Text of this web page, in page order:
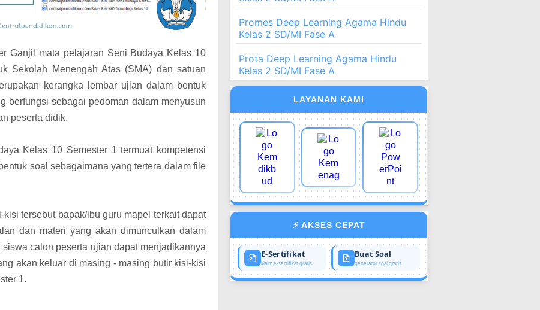
Ganjil mata pelajaran Seni Budaya Kelas 10
Sekolah Menengah Atas (SMA) dan satuan
kerangka lembar ujian dalam bentuk
berfungsi sebagai pedoman dalam menyusun
peserta didik.
Kelas 10 Semester 1 termuat kompetensi
soal sebagaimana yang tertera dalam file
tersebut bapak/ibu guru mapel terkait dapat
dan materi yang akan dimunculkan dalam
calon peserta ujian dapat menjadikannya
akan keluar di masing - masing butir kisi-kisi
1.
Promes Deep Learning Agama Hindu
Kelas 2 SD/MI Fase A
Prota Deep Learning Agama Hindu
Kelas 2 SD/MI Fase A
LAYANAN KAMI
⚡ AKSES CEPAT
E-Sertifikat
klaim e-sertifikat gratis
Buat Soal
generator soal gratis